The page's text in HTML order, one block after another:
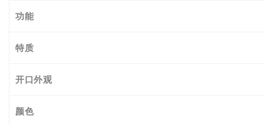
功能
特质
开口外观
颜色